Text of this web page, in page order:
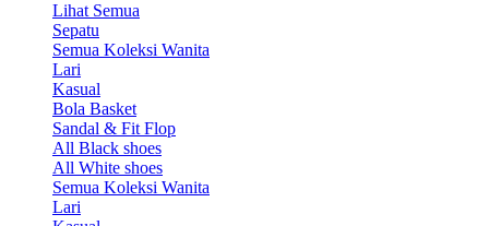
Lihat Semua
Sepatu
Semua Koleksi Wanita
Lari
Kasual
Bola Basket
Sandal & Fit Flop
All Black shoes
All White shoes
Semua Koleksi Wanita
Lari